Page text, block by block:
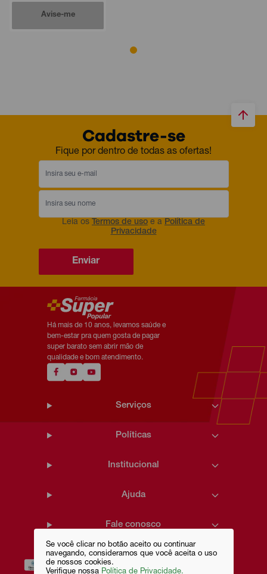
Se você clicar no botão aceito ou continuar
navegando, consideramos que você aceita o uso
de nossos cookies.
Verifique nossa Política de Privacidade.
Avise-me
Cadastre-se
Fique por dentro de todas as ofertas!
Leia os Termos de uso e a Política de
Privacidade
Enviar
Há mais de 10 anos, levamos saúde e
bem-estar pra quem gosta de pagar
super barato sem abrir mão de
qualidade e bom atendimento.
Serviços
Políticas
Institucional
Ajuda
Fale conosco